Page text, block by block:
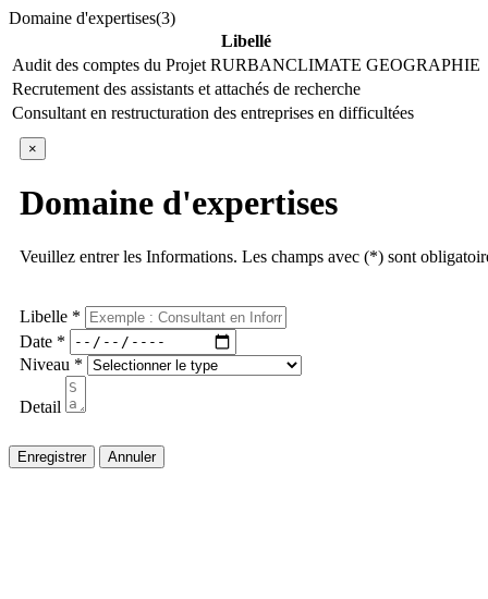
Domaine d'expertises(3)
Libellé
Audit des comptes du Projet RURBANCLIMATE GEOGRAPHIE
Recrutement des assistants et attachés de recherche
Consultant en restructuration des entreprises en difficultées
×
Domaine d'expertises
Veuillez entrer les Informations. Les champs avec (*) sont
Libelle *
Date *
Niveau *
Detail
Enregistrer Annuler